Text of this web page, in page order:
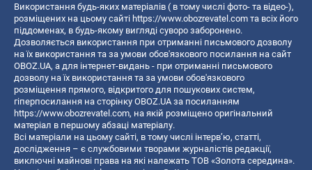
Використання будь-яких матеріалів ( в тому числі фото- та відео-),
розміщених на цьому сайті https://www.obozrevatel.com та всіх його
піддоменах, в будь-якому вигляді суворо заборонено.
Дозволяється використання при отриманні письмового дозволу
на їх використання та за умови обов'язкового посилання на сайт
OBOZ.UA, а для інтернет-видань - при отриманні письмового
дозволу на їх використання та за умови обов'язкового
розміщення прямого, відкритого для пошукових систем,
гіперпосилання на сторінку OBOZ.UA за посиланням
https://www.obozrevatel.com, на якій розміщено оригінальний
матеріал в першому абзаці матеріалу.
Всі матеріали на цьому сайті, в тому числі інтерв’ю, статті,
дослідження – є службовими творами журналістів редакції,
виключні майнові права на які належать ТОВ «Золота середина».